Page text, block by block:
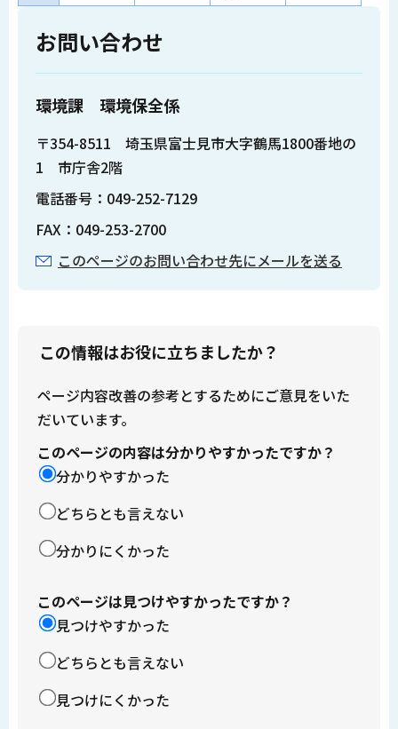
お問い合わせ
環境課 環境保全係
〒354-8511 埼玉県富士見市大字鶴馬1800番地の
1 市庁舎2階
電話番号：049-252-7129
FAX：049-253-2700
このページのお問い合わせ先にメールを送る
この情報はお役に立ちましたか？
ページ内容改善の参考とするためにご意見をいた
だいています。
このページの内容は分かりやすかったですか？
分かりやすかった
どちらとも言えない
分かりにくかった
このページは見つけやすかったですか？
見つけやすかった
どちらとも言えない
見つけにくかった